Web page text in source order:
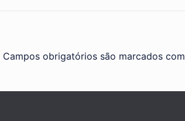
Campos obrigatórios são marcados com